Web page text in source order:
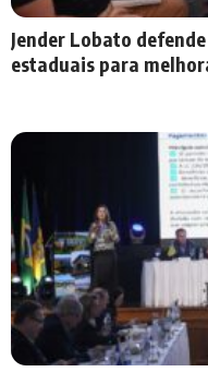
Jender Lobato
estaduais para